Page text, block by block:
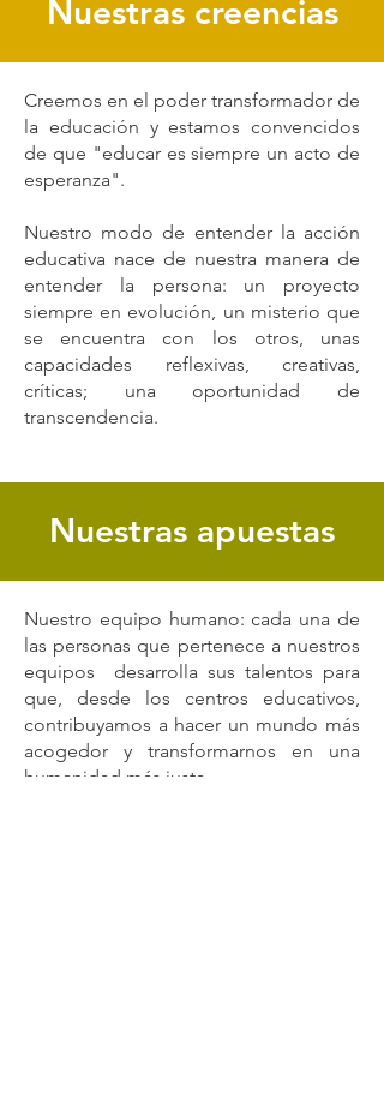
Nuestras creencias
Creemos en el poder transformador de
la educación y estamos convencidos
de que "educar es siempre un acto de
esperanza".
Nuestro modo de entender la acción
educativa nace de nuestra manera de
entender la persona: un proyecto
siempre en evolución, un misterio que
se encuentra con los otros, unas
capacidades reflexivas, creativas,
críticas; una oportunidad de
transcendencia.
Nuestras apuestas
Nuestro equipo humano: cada una de
las personas que pertenece a nuestros
equipos desarrolla sus talentos para
que, desde los centros educativos,
contribuyamos a hacer un mundo más
acogedor y transformarnos en una
humanidad más justa.